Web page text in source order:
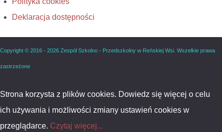
Deklaracja dostępności
Copyright © 2016 - 2026 Zespół Szkolno - Przedszkolny w Reńskiej Wsi. Wszelkie prawa
zastrzeżone
Strona korzysta z plików cookies. Dowiedz się więcej o celu
ich używania i możliwości zmiany ustawień cookies w
przeglądarce. Czytaj więcej...